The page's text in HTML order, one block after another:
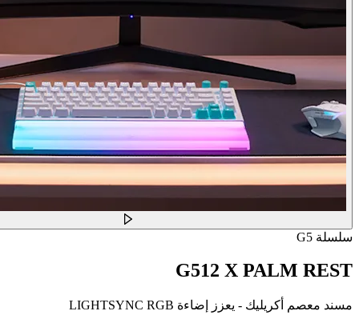
سلسلة G5
G512 X PALM REST
مسند معصم أكريليك - يعزز إضاءة LIGHTSYNC RGB